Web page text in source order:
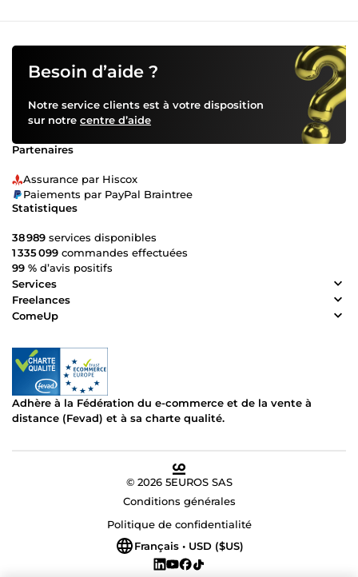
Besoin d’aide ?
Notre service clients est à votre disposition
sur notre centre d’aide
Partenaires
Assurance par Hiscox
Paiements par PayPal Braintree
Statistiques
38 989 services disponibles
1 335 099 commandes effectuées
99 % d’avis positifs
Services
Freelances
ComeUp
Adhère à la Fédération du e-commerce et de la vente à
distance (Fevad) et à sa charte qualité.
© 2026 5EUROS SAS
Conditions générales
Politique de confidentialité
Français • USD ($US)